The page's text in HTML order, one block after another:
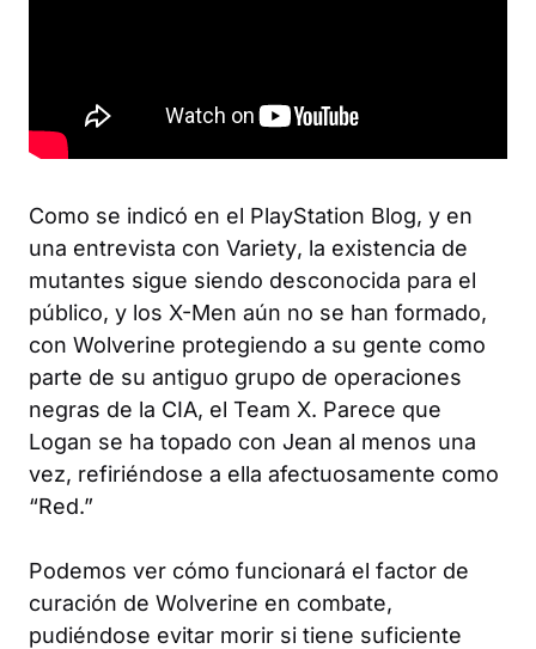
Como se indicó en el PlayStation Blog, y en
una entrevista con Variety, la existencia de
mutantes sigue siendo desconocida para el
público, y los X-Men aún no se han formado,
con Wolverine protegiendo a su gente como
parte de su antiguo grupo de operaciones
negras de la CIA, el Team X. Parece que
Logan se ha topado con Jean al menos una
vez, refiriéndose a ella afectuosamente como
“Red.”
Podemos ver cómo funcionará el factor de
curación de Wolverine en combate,
pudiéndose evitar morir si tiene suficiente